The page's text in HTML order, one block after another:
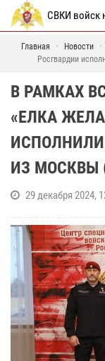
СВКИ войск
Главная Новости
Росгвардии
В РАМКАХ
«ЕЛКА
ИЗ МОСКВЫ
29 декабря 2024,